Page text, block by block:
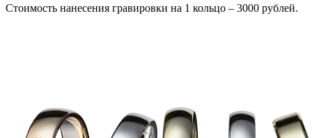
Стоимость нанесения гравировки на 1 кольцо – 3000 рублей.